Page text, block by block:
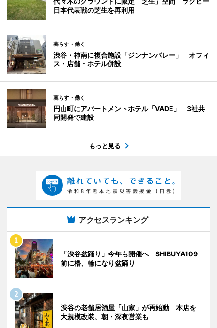
日本代表戦の芝生を再利用
暮らす・働く
渋谷・神南に複合施設「ジンナンバレー」 オフィ
ス・店舗・ホテル併設
暮らす・働く
円山町にアパートメントホテル「VADE」 3社共
同開発で建設
もっと見る
アクセスランキング
「渋谷盆踊り」今年も開催へ SHIBUYA109
前に櫓、輪になり盆踊り
渋谷の老舗居酒屋「山家」が再始動 本店を
大規模改装、朝・深夜営業も